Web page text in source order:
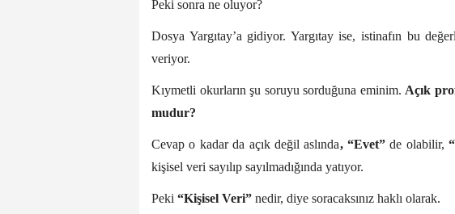
Peki sonra ne oluyor?
Dosya Yargıtay’a gidiyor. Yargıtay ise, istinafın bu
veriyor.
Kıymetli okurların şu soruyu sorduğuna eminim. Açık
mudur?
Cevap o kadar da açık değil aslında, “Evet”de olabilir,
kişisel veri sayılıp sayılmadığında yatıyor.
Peki “Kişisel Veri” nedir, diye soracaksınız haklı olarak.